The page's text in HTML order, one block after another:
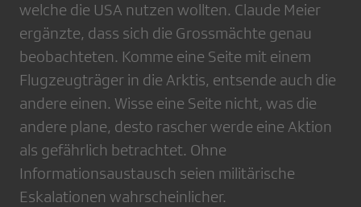
welche die USA nutzen wollten. Claude Meier
ergänzte, dass sich die Grossmächte genau
beobachteten. Komme eine Seite mit einem
Flugzeugträger in die Arktis, entsende auch die
andere einen. Wisse eine Seite nicht, was die
andere plane, desto rascher werde eine Aktion
als gefährlich betrachtet. Ohne
Informationsaustausch seien militärische
Eskalationen wahrscheinlicher.